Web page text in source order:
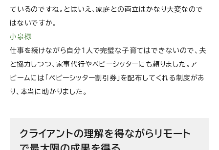
ているのですね。とはいえ、家庭との両立はかなり大変なので
はないですか。
小泉様
仕事を続けながら自分1人で完璧な子育てはできないので、夫
と協力しつつ、家事代行やベビーシッターにも頼りました。ア
ビームには「ベビーシッター割引券」を配布してくれる制度があ
り、本当に助かりました。
クライアントの理解を得ながらリモート